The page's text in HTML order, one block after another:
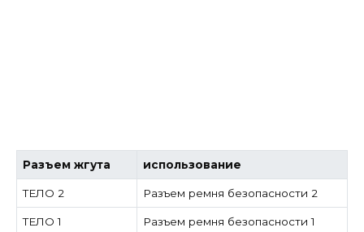
Разъем жгута использование
ТЕЛО 2 Разъем ремня безопасности 2
ТЕЛО 1 Разъем ремня безопасности 1